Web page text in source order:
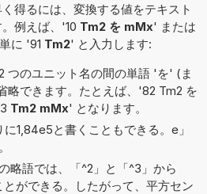
得るには、変換する値をテキスト
例えば、'10 Tm2 を mMx' または
に '91 Tm2' と入力します:
つのユニット名の間の単語 'を' (ま
できます。たとえば、'82 Tm2 を
Tm2 mMx' となります。
1,84e5と書くこともできる。e」
略語では、「^2」と「^3」から
とができる。したがって、平方セン